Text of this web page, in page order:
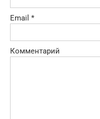
Email *
Комментарий